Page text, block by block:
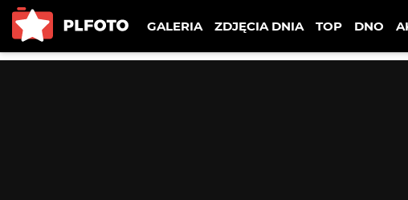
GALERIA ZDJĘCIA DNIA TOP DNO